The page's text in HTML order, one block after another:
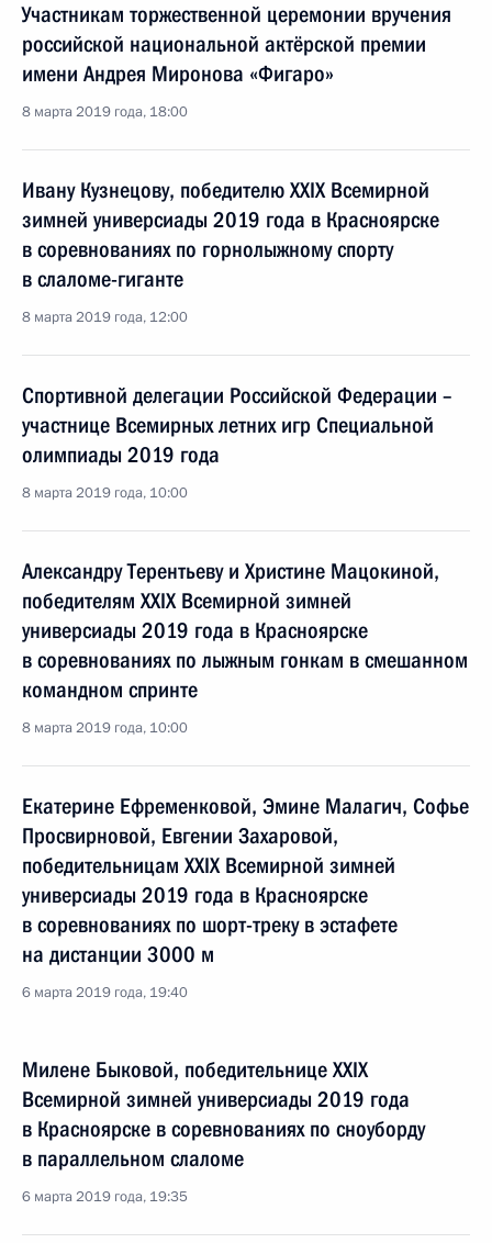
Участникам торжественной церемонии вручения
российской национальной актёрской премии
имени Андрея Миронова «Фигаро»
8 марта 2019 года, 18:00
Ивану Кузнецову, победителю XXIX Всемирной
зимней универсиады 2019 года в Красноярске
в соревнованиях по горнолыжному спорту
в слаломе-гиганте
8 марта 2019 года, 12:00
Спортивной делегации Российской Федерации –
участнице Всемирных летних игр Специальной
олимпиады 2019 года
8 марта 2019 года, 10:00
Александру Терентьеву и Христине Мацокиной,
победителям XXIX Всемирной зимней
универсиады 2019 года в Красноярске
в соревнованиях по лыжным гонкам в смешанном
командном спринте
8 марта 2019 года, 10:00
Екатерине Ефременковой, Эмине Малагич, Софье
Просвирновой, Евгении Захаровой,
победительницам XXIX Всемирной зимней
универсиады 2019 года в Красноярске
в соревнованиях по шорт-треку в эстафете
на дистанции 3000 м
6 марта 2019 года, 19:40
Милене Быковой, победительнице XXIX
Всемирной зимней универсиады 2019 года
в Красноярске в соревнованиях по сноуборду
в параллельном слаломе
6 марта 2019 года, 19:35